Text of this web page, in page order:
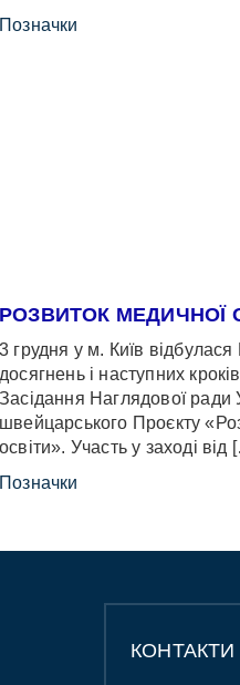
Позначки
РОЗВИТОК МЕДИЧНОЇ
3 грудня у м. Київ
досягнень і наступних
Засідання Наглядової ради
швейцарського Проєкту
освіти». Участь у заході від
Позначки
КОНТАКТИ